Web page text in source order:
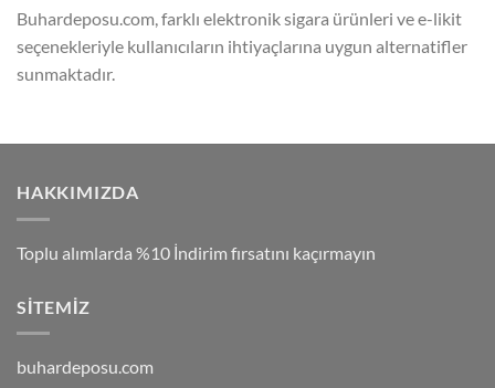
Buhardeposu.com, farklı elektronik sigara ürünleri ve e-likit
seçenekleriyle kullanıcıların ihtiyaçlarına uygun alternatifler
sunmaktadır.
HAKKIMIZDA
Toplu alımlarda %10 İndirim fırsatını kaçırmayın
SITEMIZ
buhardeposu.com